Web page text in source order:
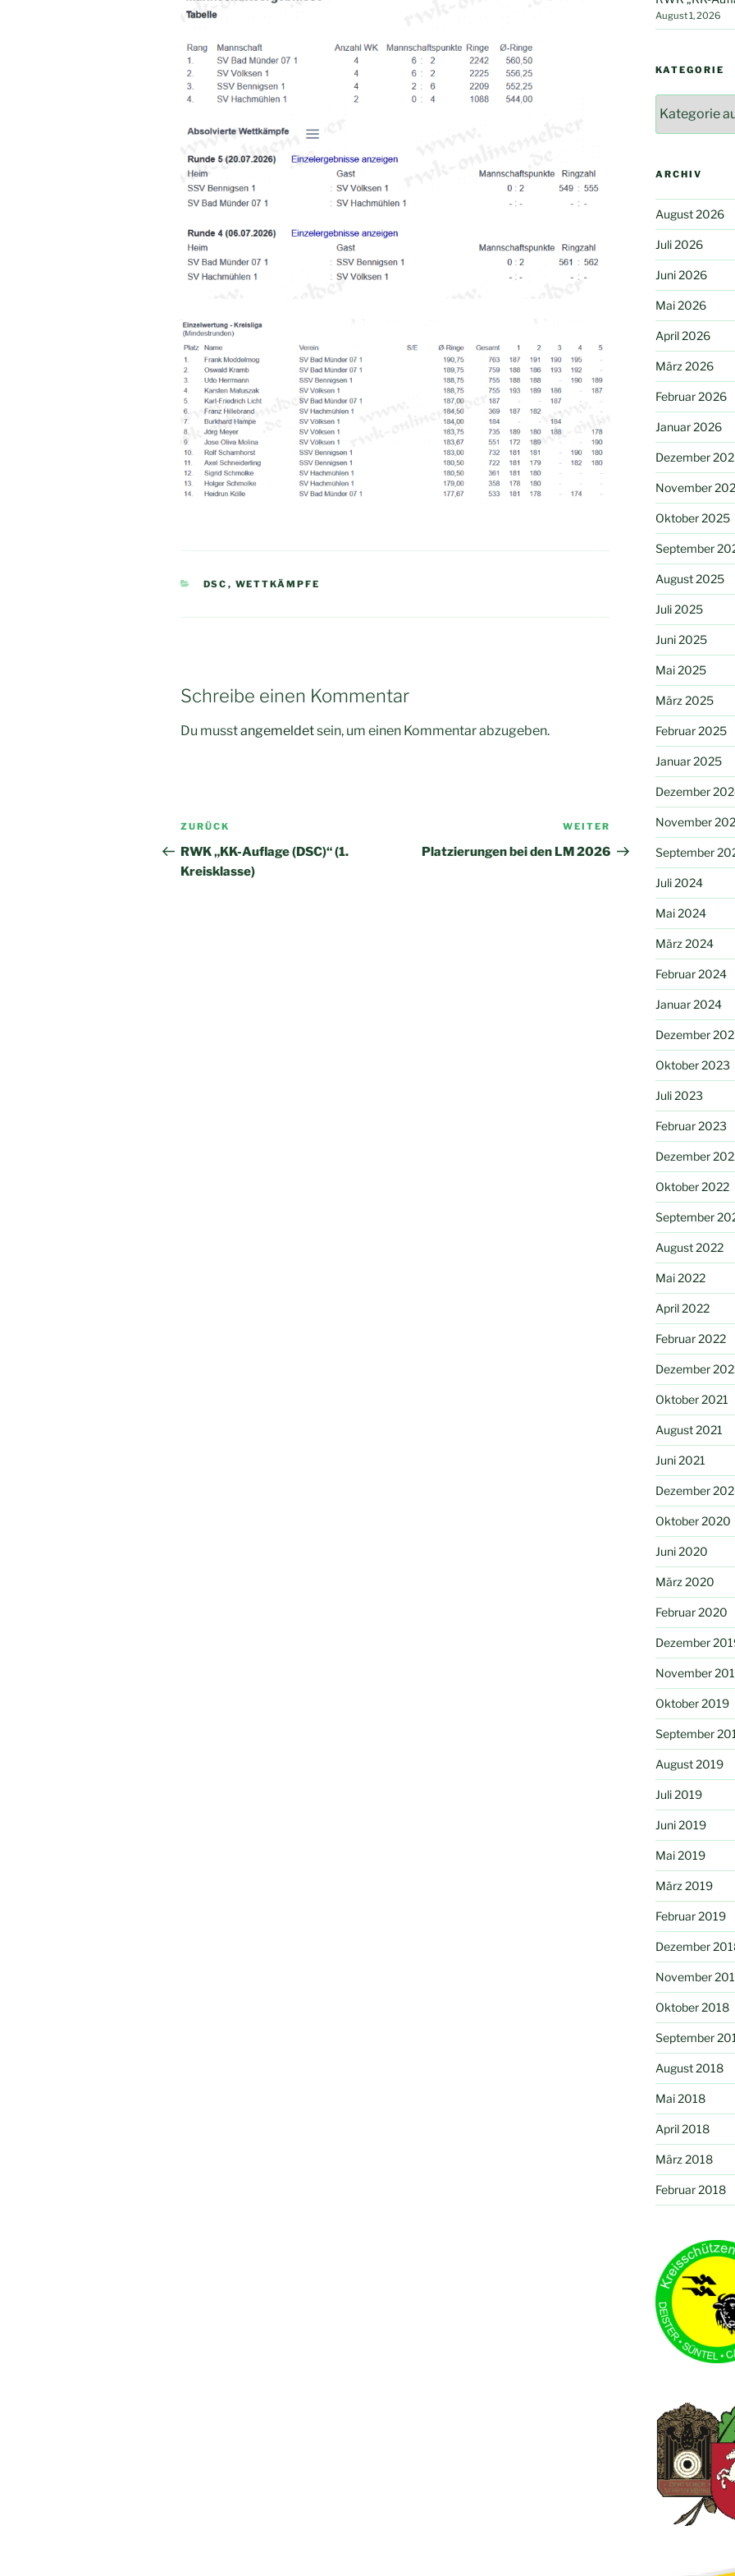
KATEGORIEN
DSC , WETTKÄMPFE
Schreibe einen Kommentar
Du musstangemeldetsein, um einen Kommentar abzugeben.
Beitragsnavigation
Vorheriger
Beitrag
ZURÜCK
RWK „KK-Auflage (DSC)“ (1.
Kreisklasse)
Nächster
Beitrag
WEITER
Platzierungen bei den LM 2026
August 1, 2026
KATEGORIE
ARCHIV
August 2026
Juli 2026
Juni 2026
Mai 2026
April 2026
März 2026
Februar 2026
Januar 2026
Dezember
November
Oktober 2025
September
August 2025
Juli 2025
Juni 2025
Mai 2025
März 2025
Februar 2025
Januar 2025
Dezember
November
September
Juli 2024
Mai 2024
März 2024
Februar 2024
Januar 2024
Dezember
Oktober 2023
Juli 2023
Februar 2023
Dezember
Oktober 2022
September
August 2022
Mai 2022
April 2022
Februar 2022
Dezember
Oktober 2021
August 2021
Juni 2021
Dezember
Oktober 2020
Juni 2020
März 2020
Februar 2020
Dezember
November
Oktober 2019
September
August 2019
Juli 2019
Juni 2019
Mai 2019
März 2019
Februar 2019
Dezember
November
Oktober 2018
September
August 2018
Mai 2018
April 2018
März 2018
Februar 2018